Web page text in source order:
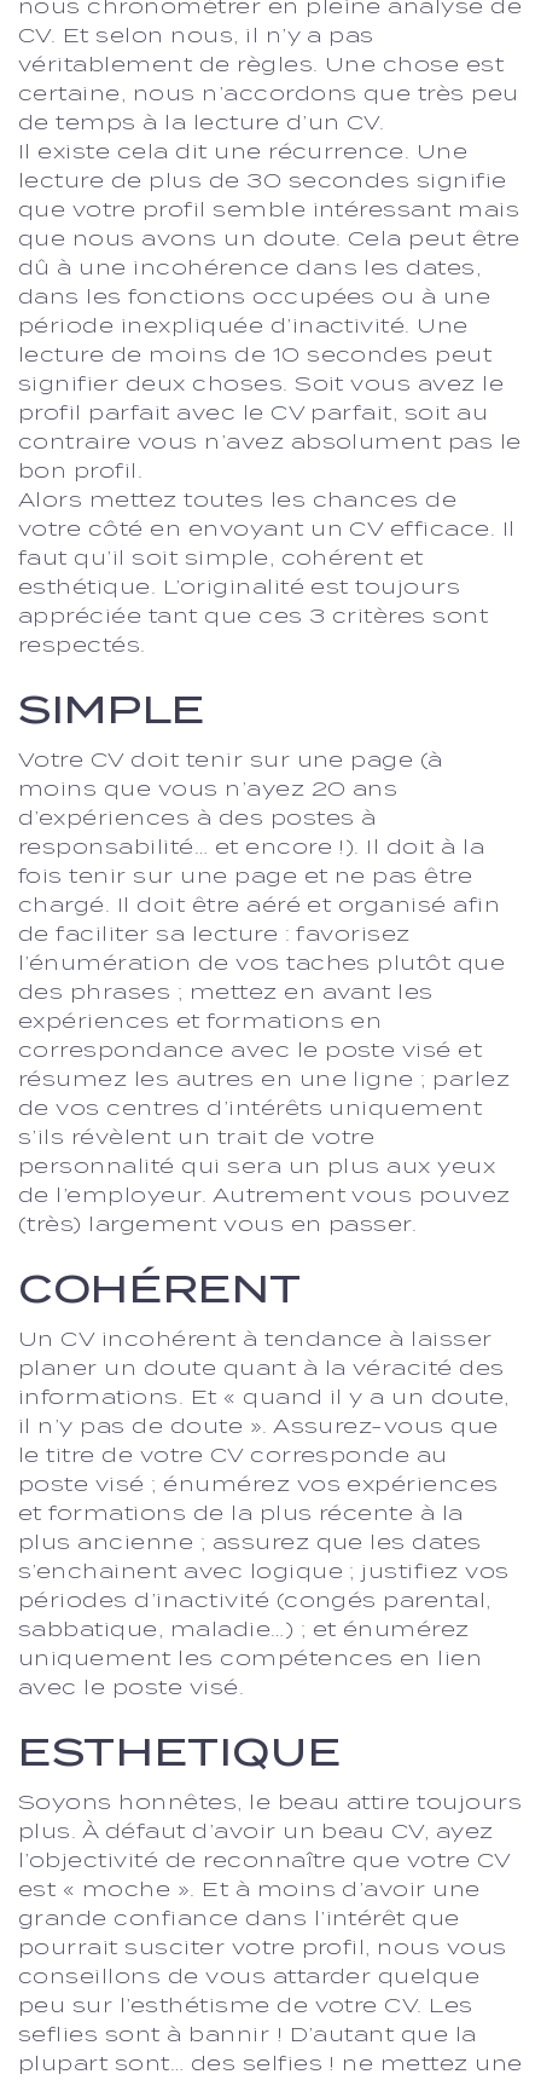
nous chronométrer en pleine analyse de
CV. Et selon nous, il n’y a pas
véritablement de règles. Une chose est
certaine, nous n’accordons que très peu
de temps à la lecture d’un CV.
Il existe cela dit une récurrence. Une
lecture de plus de 30 secondes signifie
que votre profil semble intéressant mais
que nous avons un doute. Cela peut être
dû à une incohérence dans les dates,
dans les fonctions occupées ou à une
période inexpliquée d’inactivité. Une
lecture de moins de 10 secondes peut
signifier deux choses. Soit vous avez le
profil parfait avec le CV parfait, soit au
contraire vous n’avez absolument pas le
bon profil.
Alors mettez toutes les chances de
votre côté en envoyant un CV efficace. Il
faut qu’il soit simple, cohérent et
esthétique. L’originalité est toujours
appréciée tant que ces 3 critères sont
respectés.
SIMPLE
Votre CV doit tenir sur une page (à
moins que vous n’ayez 20 ans
d’expériences à des postes à
responsabilité… et encore !). Il doit à la
fois tenir sur une page et ne pas être
chargé. Il doit être aéré et organisé afin
de faciliter sa lecture : favorisez
l’énumération de vos taches plutôt que
des phrases ; mettez en avant les
expériences et formations en
correspondance avec le poste visé et
résumez les autres en une ligne ; parlez
de vos centres d’intérêts uniquement
s’ils révèlent un trait de votre
personnalité qui sera un plus aux yeux
de l’employeur. Autrement vous pouvez
(très) largement vous en passer.
COHÉRENT
Un CV incohérent à tendance à laisser
planer un doute quant à la véracité des
informations. Et « quand il y a un doute,
il n’y pas de doute ». Assurez-vous que
le titre de votre CV corresponde au
poste visé ; énumérez vos expériences
et formations de la plus récente à la
plus ancienne ; assurez que les dates
s’enchainent avec logique ; justifiez vos
périodes d’inactivité (congés parental,
sabbatique, maladie…) ; et énumérez
uniquement les compétences en lien
avec le poste visé.
ESTHETIQUE
Soyons honnêtes, le beau attire toujours
plus. À défaut d’avoir un beau CV, ayez
l’objectivité de reconnaître que votre CV
est « moche ». Et à moins d’avoir une
grande confiance dans l’intérêt que
pourrait susciter votre profil, nous vous
conseillons de vous attarder quelque
peu sur l’esthétisme de votre CV. Les
seflies sont à bannir ! D’autant que la
plupart sont… des selfies ! ne mettez une